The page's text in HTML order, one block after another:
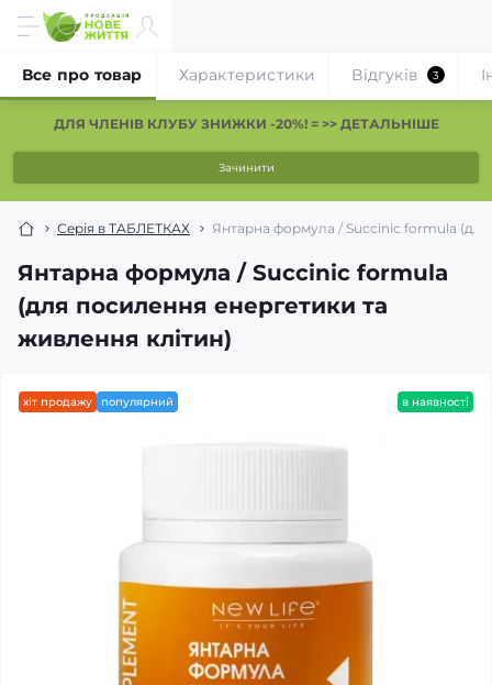
ДЛЯ ЧЛЕНІВ КЛУБУ ЗНИЖКИ -20%! = >> ДЕТАЛЬНІШЕ
Зачинити
Серія в ТАБЛЕТКАХ Янтарна формула / Succinic formula
Янтарна формула / Succinic formula
(для посилення енергетики та
живлення клітин)
Все про товар Характеристики Відгуків 3
хіт продажу популярний в наявності